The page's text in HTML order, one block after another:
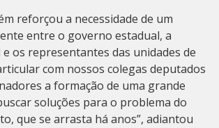
reforçou a necessidade de um
entre o governo estadual, a
os representantes das unidades de
com nossos colegas deputados
a formação de uma grande
soluções para o problema do
que se arrasta há anos”, adiantou